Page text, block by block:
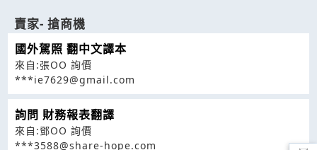
賣家- 搶商機
國外駕照 翻中文譯本
來自:張OO 詢價
***ie7629@gmail.com
詢問 財務報表翻譯
來自:鄧OO 詢價
***3588@share-hope.com